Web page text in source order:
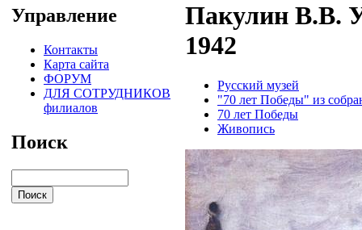
Управление
Контакты
Карта сайта
ФОРУМ
ДЛЯ СОТРУДНИКОВ
филиалов
Поиск
Пакулин В.В. У
1942
Русский музей
"70 лет Победы" из
70 лет Победы
Живопись